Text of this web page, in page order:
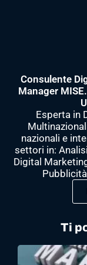
Consulente
Manager
Esperta in
nazionali e
settori in:
Digital
Ti